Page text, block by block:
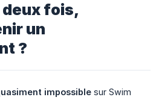
deux fois,
un
?
impossible sur Swim